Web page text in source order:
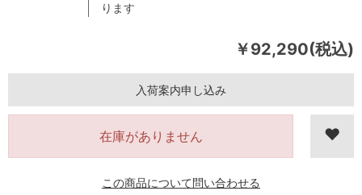
￥92,290(税込)
ります
入荷案内申し込み
在庫がありません
この商品について問い合わせる